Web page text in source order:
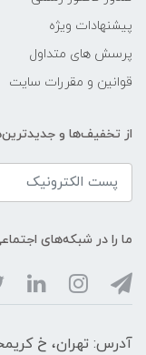
پیشنهادات ویژه
پرسش های متداول
قوانین و مقررات سایت
از تخفیف‌ها و
ما را در شبکه‌های
آدرس: تهران، خ